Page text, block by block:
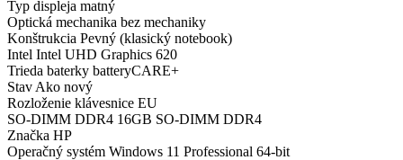
Typ displeja matný
Optická mechanika bez mechaniky
Konštrukcia Pevný (klasický notebook)
Intel Intel UHD Graphics 620
Trieda baterky batteryCARE+
Stav Ako nový
Rozloženie klávesnice EU
SO-DIMM DDR4 16GB SO-DIMM DDR4
Značka HP
Operačný systém Windows 11 Professional 64-bit